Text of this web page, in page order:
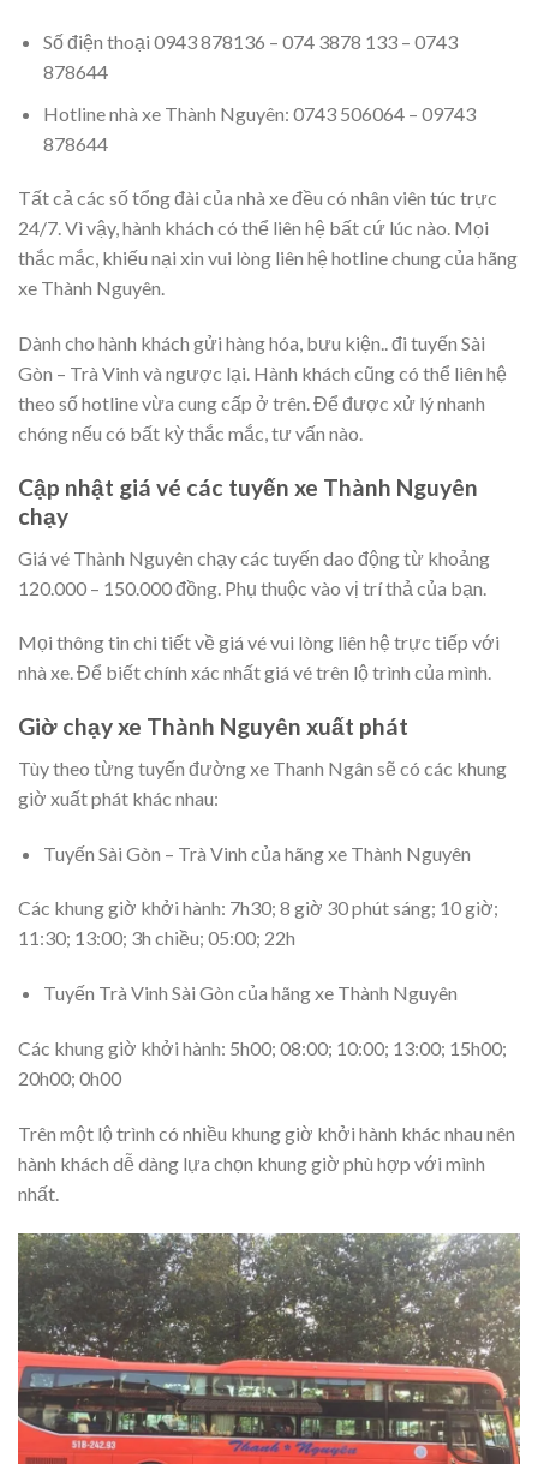
Số điện thoại 0943 878136 – 074 3878 133 – 0743
878644
Hotline nhà xe Thành Nguyên: 0743 506064 – 09743
878644
Tất cả các số tổng đài của nhà xe đều có nhân viên túc trực
24/7. Vì vậy, hành khách có thể liên hệ bất cứ lúc nào. Mọi
thắc mắc, khiếu nại xin vui lòng liên hệ hotline chung của hãng
xe Thành Nguyên.
Dành cho hành khách gửi hàng hóa, bưu kiện.. đi tuyến Sài
Gòn – Trà Vinh và ngược lại. Hành khách cũng có thể liên hệ
theo số hotline vừa cung cấp ở trên. Để được xử lý nhanh
chóng nếu có bất kỳ thắc mắc, tư vấn nào.
Cập nhật giá vé các tuyến xe Thành Nguyên
chạy
Giá vé Thành Nguyên chạy các tuyến dao động từ khoảng
120.000 – 150.000 đồng. Phụ thuộc vào vị trí thả của bạn.
Mọi thông tin chi tiết về giá vé vui lòng liên hệ trực tiếp với
nhà xe. Để biết chính xác nhất giá vé trên lộ trình của mình.
Giờ chạy xe Thành Nguyên xuất phát
Tùy theo từng tuyến đường xe Thanh Ngân sẽ có các khung
giờ xuất phát khác nhau:
Tuyến Sài Gòn – Trà Vinh của hãng xe Thành Nguyên
Các khung giờ khởi hành: 7h30; 8 giờ 30 phút sáng; 10 giờ;
11:30; 13:00; 3h chiều; 05:00; 22h
Tuyến Trà Vinh Sài Gòn của hãng xe Thành Nguyên
Các khung giờ khởi hành: 5h00; 08:00; 10:00; 13:00; 15h00;
20h00; 0h00
Trên một lộ trình có nhiều khung giờ khởi hành khác nhau nên
hành khách dễ dàng lựa chọn khung giờ phù hợp với mình
nhất.